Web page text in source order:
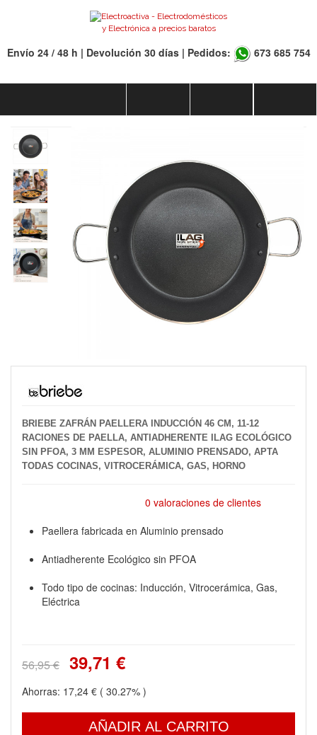
Envío 24 / 48 h | Devolución 30 días | Pedidos: 673 685 754
BRIEBE ZAFRÁN PAELLERA INDUCCIÓN 46 CM, 11-12
RACIONES DE PAELLA, ANTIADHERENTE ILAG ECOLÓGICO
SIN PFOA, 3 MM ESPESOR, ALUMINIO PRENSADO, APTA
TODAS COCINAS, VITROCERÁMICA, GAS, HORNO
0 valoraciones de clientes
Paellera fabricada en Aluminio prensado
Antiadherente Ecológico sin PFOA
Todo tipo de cocinas: Inducción, Vitrocerámica, Gas,
Eléctrica
56,95 € 39,71 €
Ahorras: 17,24 € ( 30.27% )
AÑADIR AL CARRITO